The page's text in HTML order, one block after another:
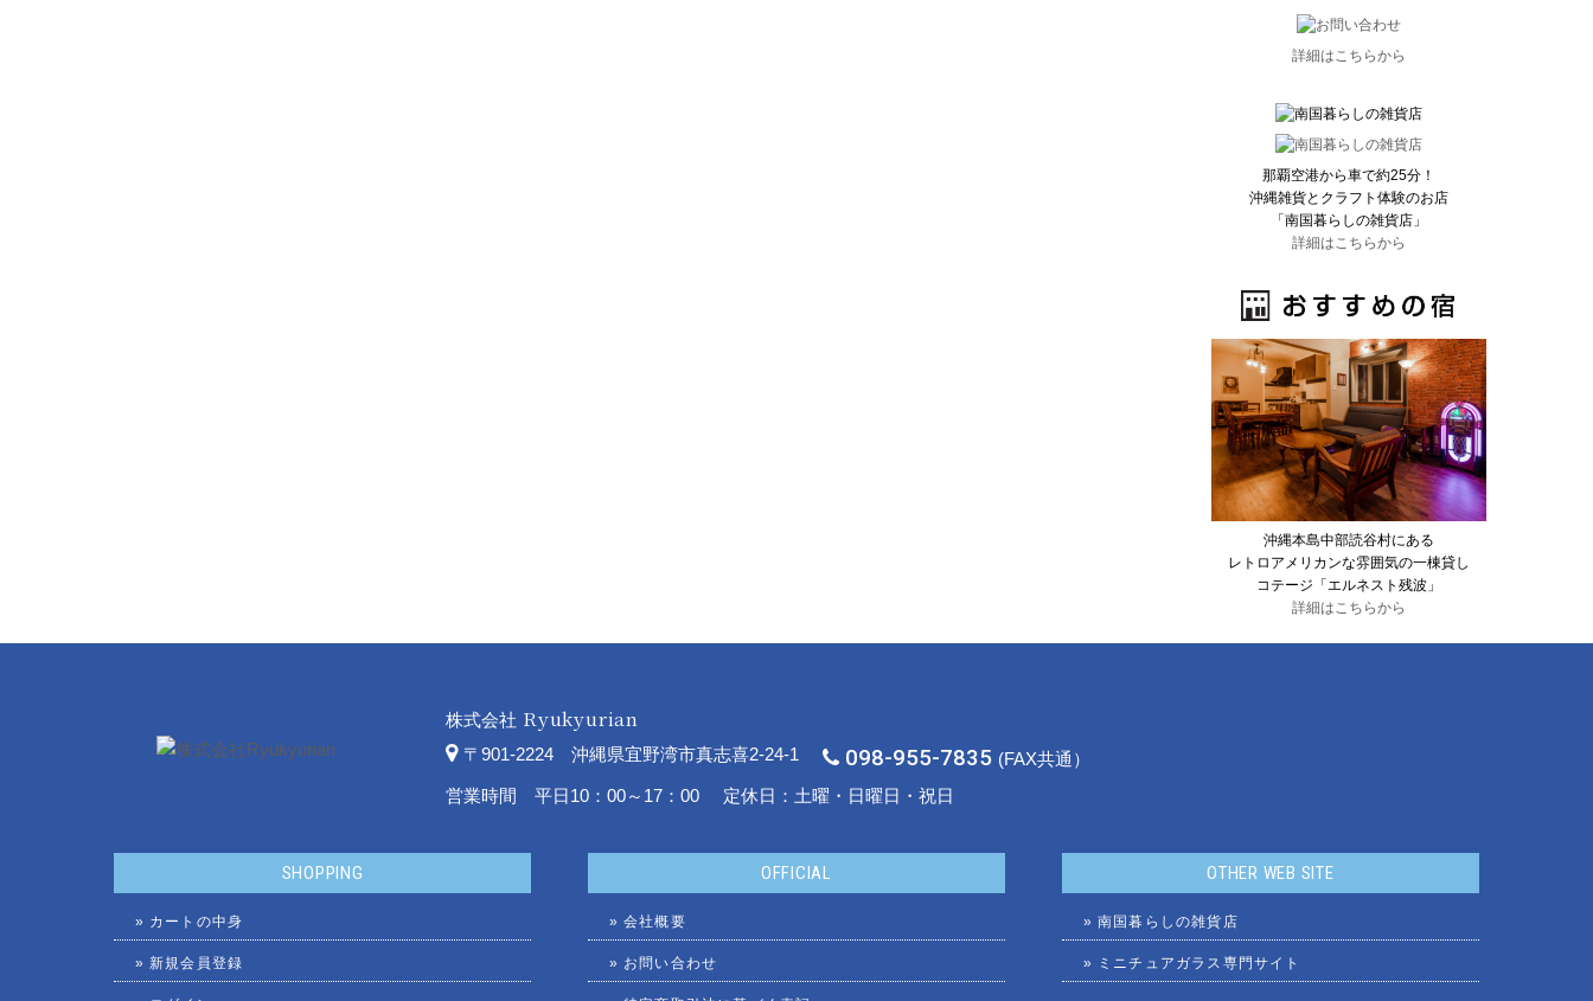
詳細はこちらから
那覇空港から車で約25分！
沖縄雑貨とクラフト体験のお店
「南国暮らしの雑貨店」
詳細はこちらから
沖縄本島中部読谷村にある
レトロアメリカンな雰囲気の一棟貸し
コテージ「エルネスト残波」
詳細はこちらから
株式会社 Ryukyurian
〒901-2224 沖縄県宜野湾市真志喜2-24-1 098-955-7835 (FAX共通）
営業時間 平日10：00～17：00
定休日：土曜・日曜日・祝日
SHOPPING
» カートの中身
» 新規会員登録
OFFICIAL
» 会社概要
» お問い合わせ
OTHER WEB SITE
» 南国暮らしの雑貨店
» ミニチュアガラス専門サイト